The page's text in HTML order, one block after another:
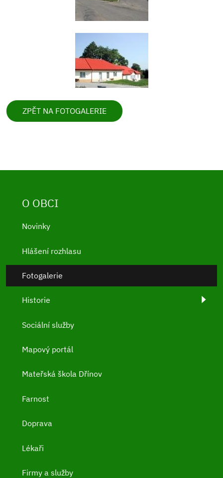
ZPĚT NA FOTOGALERIE
O OBCI
Novinky
Hlášení rozhlasu
Fotogalerie
Historie
Sociální služby
Mapový portál
Mateřská škola Dřínov
Farnost
Doprava
Lékaři
Firmy a služby